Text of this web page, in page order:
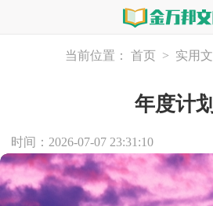
当前位置： 首页 > 实用文
年度计划
时间：2026-07-07 23:31:10